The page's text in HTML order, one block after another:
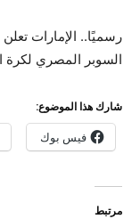
رسميًا.. الإمارات
السوبر المصري لكرة
شارك هذا الموضوع:
فيس بوك
مرتبط